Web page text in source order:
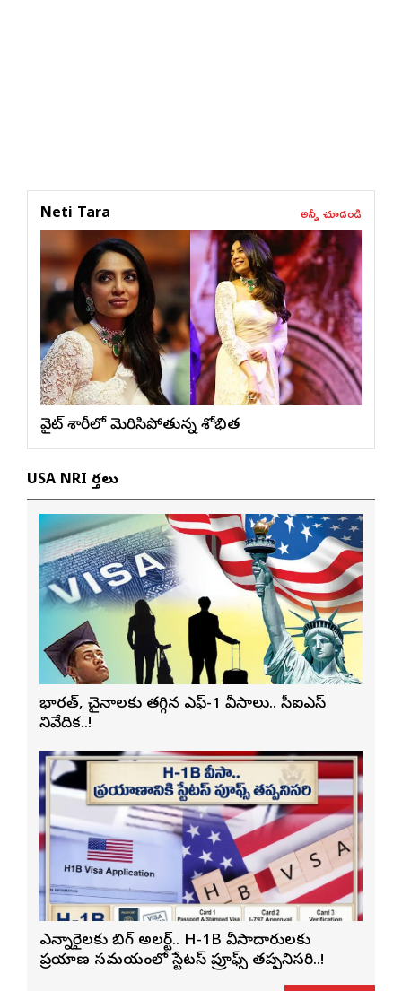
Neti Tara అన్నీ చూడండి
వైట్ శారీలో మెరిసిపోతున్న శోభిత
USA NRI వార్తలు
భారత్, చైనాలకు తగ్గిన ఎఫ్-1 వీసాలు.. సీఐఎస్
నివేదిక..!
ఎన్నారైలకు బిగ్ అలర్ట్.. H-1B వీసాదారులకు
ప్రయాణ సమయంలో స్టేటస్ ప్రూఫ్స్ తప్పనిసరి..!